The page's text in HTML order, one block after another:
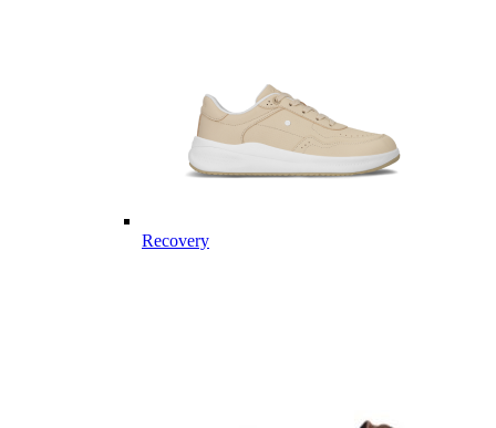
Recovery